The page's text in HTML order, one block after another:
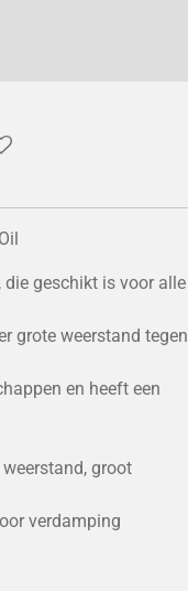
die geschikt is voor alle
grote weerstand tegen
en heeft een
groot
verdamping